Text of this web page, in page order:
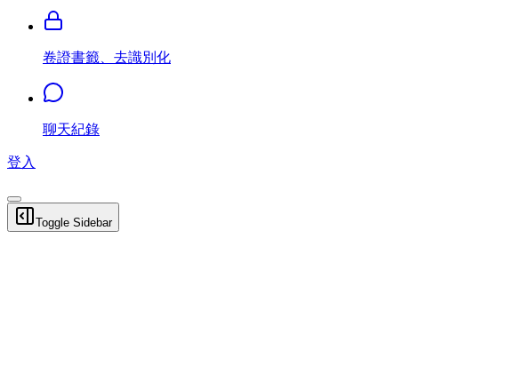
卷證書籤、去識別化
聊天紀錄
登入
Toggle Sidebar